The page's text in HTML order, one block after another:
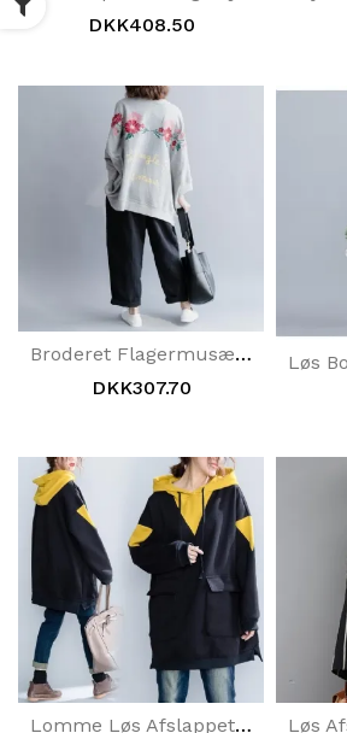
DKK408.50
Broderet Flagermusærmet Løs T-Shirt I Bomuld
DKK307.70
Lomme Løs Afslappet Hættetrøje